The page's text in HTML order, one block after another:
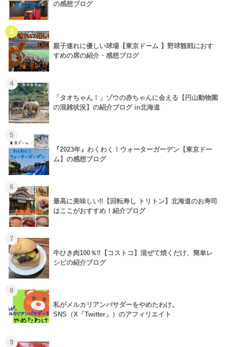
の感想ブログ
3
親子連れに優しい球場【東京ドーム 】野球観戦におす
すめの席の紹介・感想ブログ
4
「タオちゃん！」ゾウの赤ちゃんに会える【円山動物園
の混雑状況】の紹介ブログ in北海道
5
『2023年』わくわく！ウォーターガーデン【東京ドー
ム】の感想ブログ
6
最高に美味しい‼【回転寿し トリトン】北海道のお寿司
はここがおすすめ！紹介ブログ
7
牛ひき肉100％‼【コストコ】混ぜて焼くだけ、簡単レ
シピの紹介ブログ
8
私がメルカリアンバサダーをやめたわけ。
SNS（X「Twitter」）のアフィリエイト
9